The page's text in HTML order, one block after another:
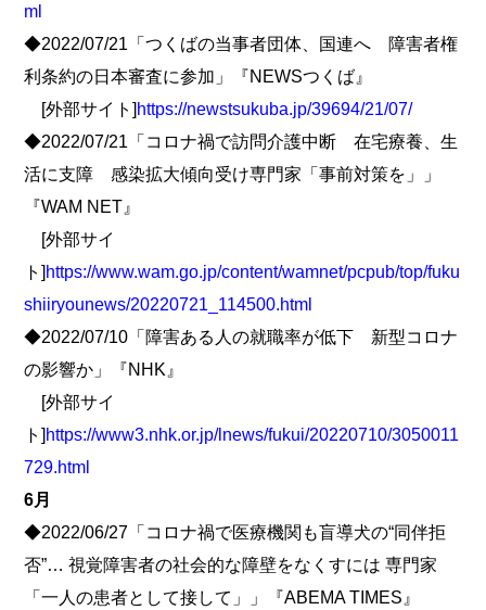
ml
◆2022/07/21「つくばの当事者団体、国連へ 障害者権
利条約の日本審査に参加」『NEWSつくば』
[外部サイト] https://newstsukuba.jp/39694/21/07/
◆2022/07/21「コロナ禍で訪問介護中断 在宅療養、生
活に支障 感染拡大傾向受け専門家「事前対策を」」
『WAM NET』
[外部サイ
ト] https://www.wam.go.jp/content/wamnet/pcpub/top/fuku
shiiryounews/20220721_114500.html
◆2022/07/10「障害ある人の就職率が低下 新型コロナ
の影響か」『NHK』
[外部サイ
ト] https://www3.nhk.or.jp/lnews/fukui/20220710/3050011
729.html
6月
◆2022/06/27「コロナ禍で医療機関も盲導犬の“同伴拒
否”… 視覚障害者の社会的な障壁をなくすには 専門家
「一人の患者として接して」」『ABEMA TIMES』